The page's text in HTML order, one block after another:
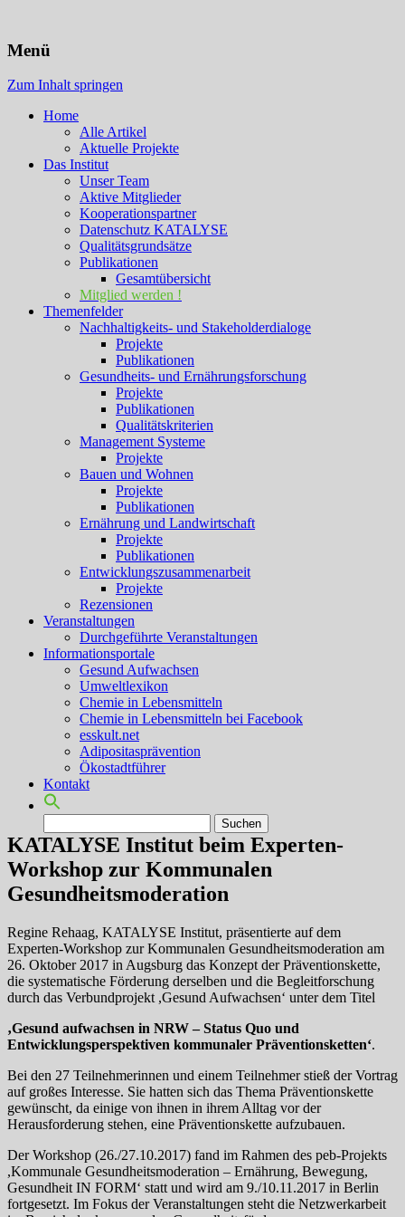
KATALYSE Institut
Menü
Zum Inhalt springen
Home
Alle Artikel
Aktuelle Projekte
Das Institut
Unser Team
Aktive Mitglieder
Kooperationspartner
Datenschutz KATALYSE
Qualitätsgrundsätze
Publikationen
Gesamtübersicht
Mitglied werden !
Themenfelder
Nachhaltigkeits- und Stakeholderdialoge
Projekte
Publikationen
Gesundheits- und Ernährungsforschung
Projekte
Publikationen
Qualitätskriterien
Management Systeme
Projekte
Bauen und Wohnen
Projekte
Publikationen
Ernährung und Landwirtschaft
Projekte
Publikationen
Entwicklungszusammenarbeit
Projekte
Rezensionen
Veranstaltungen
Durchgeführte Veranstaltungen
Informationsportale
Gesund Aufwachsen
Umweltlexikon
Chemie in Lebensmitteln
Chemie in Lebensmitteln bei Facebook
esskult.net
Adipositasprävention
Ökostadtführer
Kontakt
nach:
KATALYSE Institut beim Experten-
Workshop zur Kommunalen
Gesundheitsmoderation
Regine Rehaag, KATALYSE Institut, präsentierte auf dem
Experten-Workshop zur Kommunalen Gesundheitsmoderation am
26. Oktober 2017 in Augsburg das Konzept der Präventionskette,
die systematische Förderung derselben und die Begleitforschung
durch das Verbundprojekt ,Gesund Aufwachsen‘ unter dem Titel
‚Gesund aufwachsen in NRW – Status Quo und
Entwicklungsperspektiven kommunaler Präventionsketten‘.
Bei den 27 Teilnehmerinnen und einem Teilnehmer stieß der Vortrag
auf großes Interesse. Sie hatten sich das Thema Präventionskette
gewünscht, da einige von ihnen in ihrem Alltag vor der
Herausforderung stehen, eine Präventionskette aufzubauen.
Der Workshop (26./27.10.2017) fand im Rahmen des peb-Projekts
,Kommunale Gesundheitsmoderation – Ernährung, Bewegung,
Gesundheit IN FORM‘ statt und wird am 9./10.11.2017 in Berlin
fortgesetzt. Im Fokus der Veranstaltungen steht die Netzwerkarbeit